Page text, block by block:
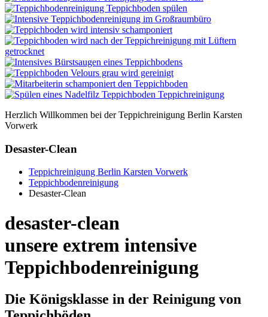
Herzlich Willkommen bei der Teppichreinigung Berlin Karsten
Vorwerk
Desaster-Clean
Teppichreinigung Berlin Karsten Vorwerk
Teppichbodenreinigung
Desaster-Clean
desaster-clean
unsere extrem intensive
Teppichbodenreinigung
Die Königsklasse in der Reinigung von